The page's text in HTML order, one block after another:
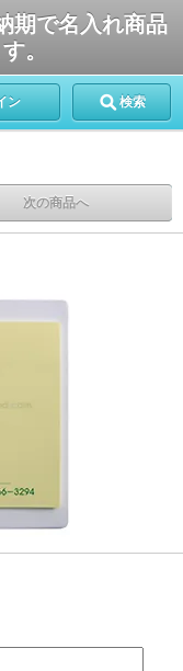
期で名入れ商品
。
ン 検索
次の商品へ